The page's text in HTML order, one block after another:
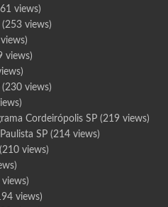
views)
(253 views)
views)
views)
Cordeirópolis SP(219 views)
SP(214 views)
views)
views)